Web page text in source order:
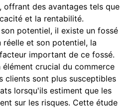
offrant des avantages tels que
et la rentabilité.
potentiel, il existe un fossé
et son potentiel, la
important de ce fossé.
élément crucial du commerce
clients sont plus susceptibles
lorsqu'ils estiment que les
sur les risques. Cette étude